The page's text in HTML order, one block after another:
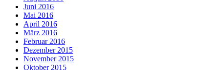
Juni 2016
Mai 2016
April 2016
März 2016
Februar 2016
Dezember 2015
November 2015
Oktober 2015